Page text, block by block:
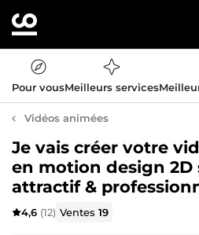
Pour vousMeilleurs services
Vidéos animées
Je vais créer votre
en motion design 2D
attractif &
4,6 (12) Ventes19